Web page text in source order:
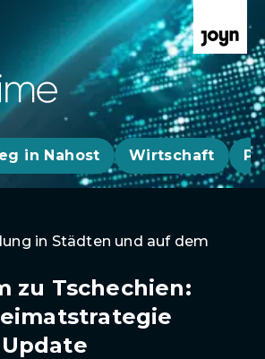
in Nahost Wirtschaft
in Städten und auf dem
zu Tschechien: